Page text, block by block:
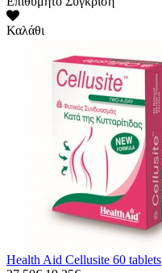
Καλάθι
Health Aid Cellusite 60 tablets